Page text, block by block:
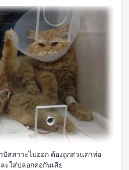
สสาวะไม่ออก ต้องถูกสวนคาท่อ
ะใส่ปลอกคอกันเลีย